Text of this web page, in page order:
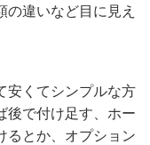
違いなど目に見え
安くてシンプルな方
後で付け足す、ホー
るとか、オプション